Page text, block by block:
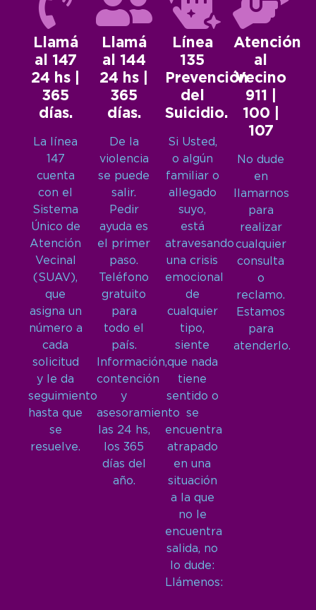
Llamá
al 147
24 hs |
365
días.
La línea
147
cuenta
con el
Sistema
Único de
Atención
Vecinal
(SUAV),
que
asigna un
número a
cada
solicitud
y le da
seguimiento
hasta que
se
resuelve.
Llamá
al 144
24 hs |
365
días.
De la
violencia
se puede
salir.
Pedir
ayuda es
el primer
paso.
Teléfono
gratuito
para
todo el
país.
Información,
contención
y
asesoramiento
las 24 hs,
los 365
días del
año.
Línea
135
Prevención
del
Suicidio.
Si Usted,
o algún
familiar o
allegado
suyo,
está
atravesando
una crisis
emocional
de
cualquier
tipo,
siente
que nada
tiene
sentido o
se
encuentra
atrapado
en una
situación
a la que
no le
encuentra
salida, no
lo dude:
Llámenos:
Atención
al
Vecino
911 |
100 |
107
No dude
en
llamarnos
para
realizar
cualquier
consulta
o
reclamo.
Estamos
para
atenderlo.